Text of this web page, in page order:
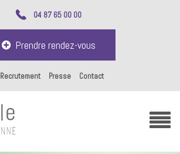
04 87 65 00 00
Prendre rendez-vous
Recrutement Presse Contact